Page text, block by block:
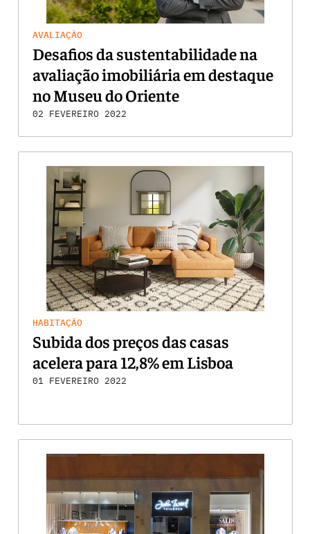
AVALIAÇÃO
Desafios da sustentabilidade na
avaliação imobiliária em destaque
no Museu do Oriente
02 FEVEREIRO 2022
HABITAÇÃO
Subida dos preços das casas
acelera para 12,8% em Lisboa
01 FEVEREIRO 2022